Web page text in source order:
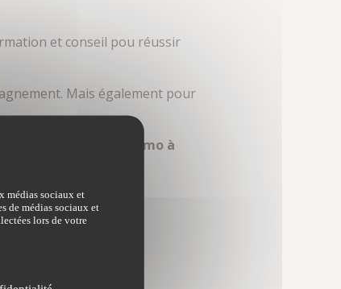
et conseil pou réussir
Mais également pour
et
gestion immo à
médias sociaux et
de médias sociaux et
lors de votre